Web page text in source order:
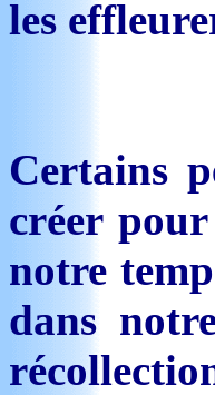
les
Certains
créer
notre
dans